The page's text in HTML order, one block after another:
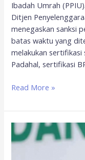
Ibadah Umrah
Ditjen
menegaskan sanksi
batas waktu yang
melakukan sertifikasi
Padahal, sertifikasi
Read More »
Kemenag
Akan